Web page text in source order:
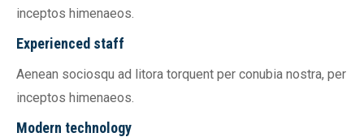
inceptos himenaeos.
Experienced staff
Aenean sociosqu ad litora torquent per conubia nostra, per
inceptos himenaeos.
Modern technology